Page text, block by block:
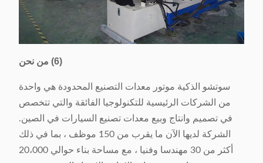
(6) من نحن
سوتشو الذكية موتور معدات التصنيع المحدودة هي واحدة
من الشركات الرئيسية للتكنولوجيا الفائقة والتي تتخصص
في تصميم وانتاج وبيع معدات تصنيع السيارات في الصين.
الشركة لديها الآن ما يقرب من 150 موظف ، بما في ذلك
أكثر من 30 مهندسا وفنيا ، مع مساحة بناء حوالي 20،000